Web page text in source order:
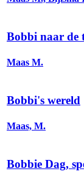
Bobbi naar de
Maas M.
Bobbi's wereld
Maas, M.
Bobbie Dag,